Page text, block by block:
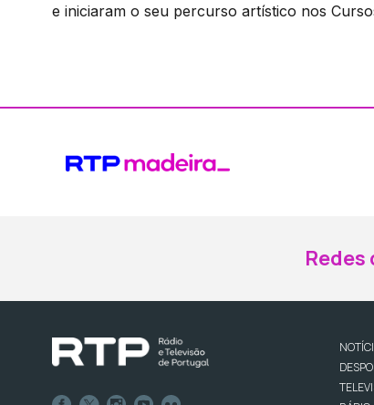
e iniciaram o seu percurso artístico nos